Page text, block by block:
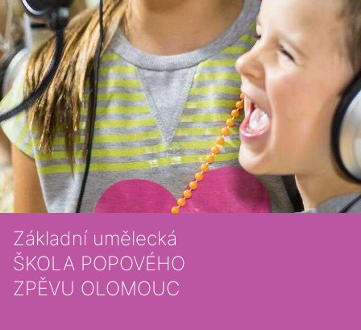
Základní umělecká
ŠKOLA POPOVÉHO
ZPĚVU OLOMOUC